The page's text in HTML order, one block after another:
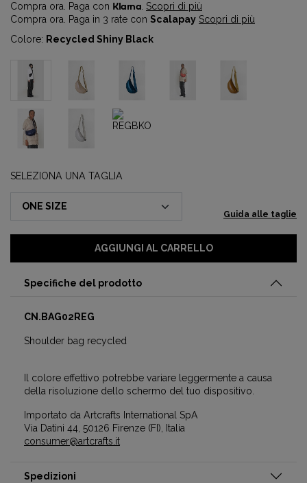
Compra ora. Paga con Klarna Scopri di più
Compra ora. Paga in 3 rate con Scalapay Scopri di più
Colore: Recycled Shiny Black
SELEZIONA UNA TAGLIA
Guida alle taglie
AGGIUNGI AL CARRELLO
Specifiche del prodotto
CN.BAG02REG
Shoulder bag recycled
Il colore effettivo potrebbe variare leggermente a causa
della risoluzione dello schermo del tuo dispositivo.
Importato da Artcrafts International SpA
Via Datini 44, 50126 Firenze (FI), Italia
consumer@artcrafts.it
Spedizioni